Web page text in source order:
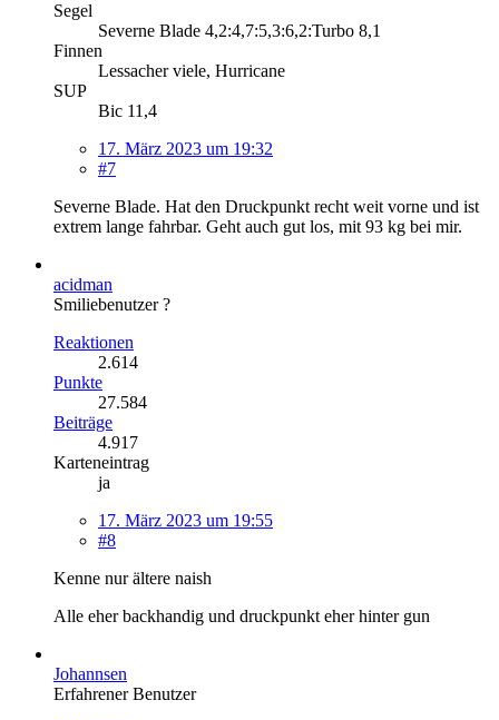
Segel
Severne Blade 4,2:4,7:5,3:6,2:Turbo 8,1
Finnen
Lessacher viele, Hurricane
SUP
Bic 11,4
17. März 2023 um 19:32
#7
Severne Blade. Hat den Druckpunkt recht weit vorne und ist
extrem lange fahrbar. Geht auch gut los, mit 93 kg bei mir.
acidman
Smiliebenutzer ?
Reaktionen
2.614
Punkte
27.584
Beiträge
4.917
Karteneintrag
ja
17. März 2023 um 19:55
#8
Kenne nur ältere naish
Alle eher backhandig und druckpunkt eher hinter gun
Johannsen
Erfahrener Benutzer